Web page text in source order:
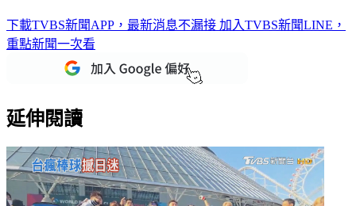
下載TVBS新聞APP，最新消息不漏接 加入TVBS新聞LINE，
重點新聞一次看
延伸閱讀